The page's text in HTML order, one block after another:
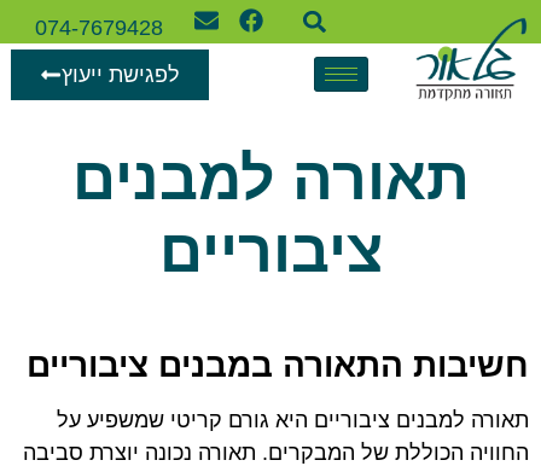
074-7679428
לפגישת ייעוץ
תאורה למבנים
ציבוריים
חשיבות התאורה במבנים ציבוריים
תאורה למבנים ציבוריים היא גורם קריטי שמשפיע על
החוויה הכוללת של המבקרים. תאורה נכונה יוצרת סביבה